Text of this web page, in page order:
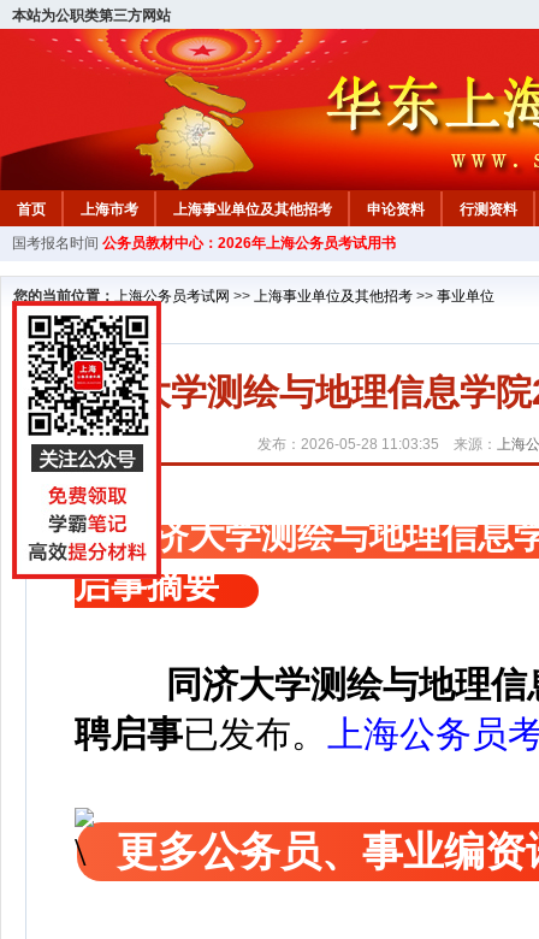
本站为公职类第三方网站
首页 上海市考 上海事业单位及其他招考 申论资料
行测资料
国考报名时间 公务员教材中心：2026年上海公务员考试用书
您的当前位置： 上海公务员考试网 >> 上海事业单位及其他招考 >> 事业单位
同济大学测绘与地理信息学
发布：2026-05-28 11:03:35 来源： 上海
同济大学测绘与地理信息
启事摘要
同济大学测绘与地理
聘启事已发布。 上海公务员
更多公务员、事业编资